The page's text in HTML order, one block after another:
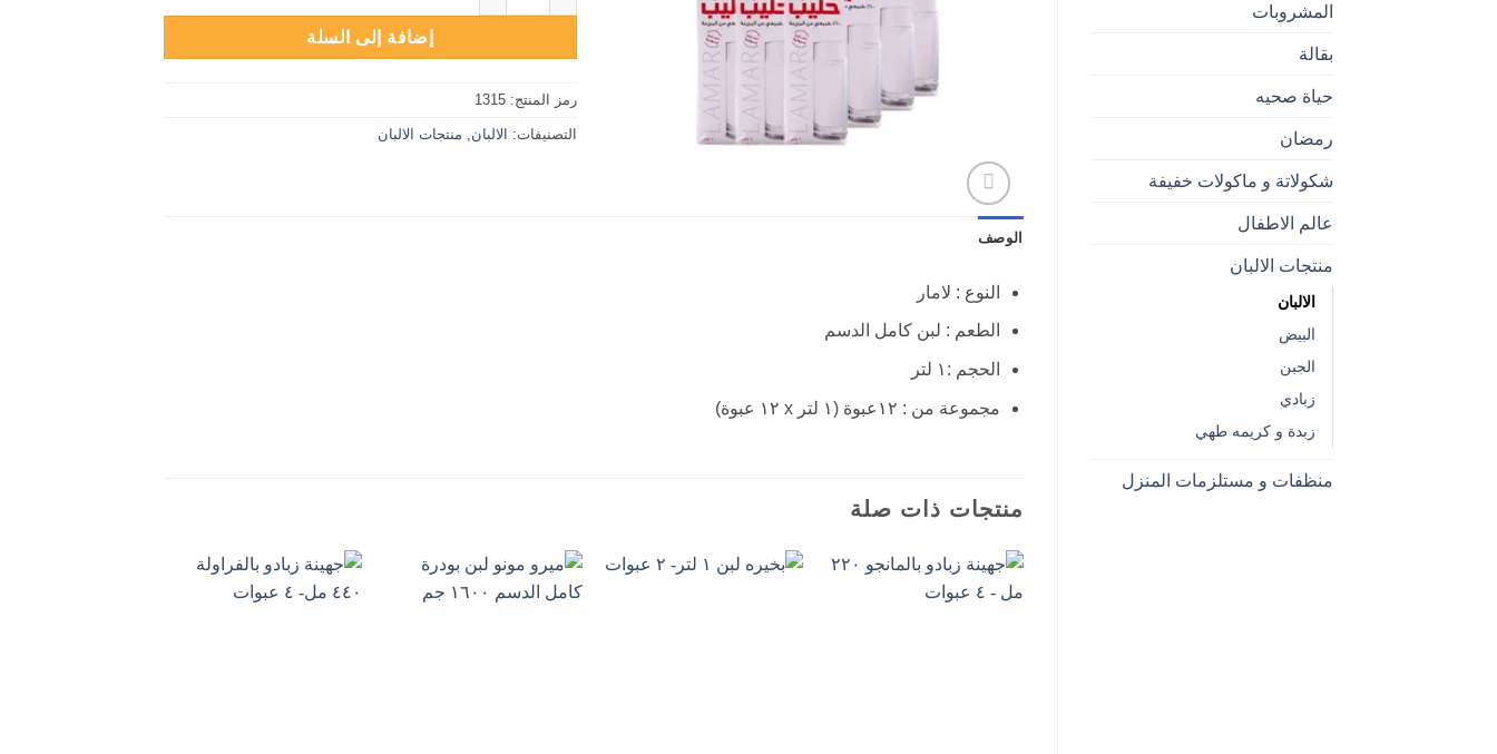
المشروبات
بقالة
حياة صحيه
رمضان
شكولاتة و ماكولات خفيفة
عالم الاطفال
منتجات الالبان
الالبان
البيض
الجبن
زبادي
زبدة و كريمه طهي
منظفات و مستلزمات المنزل
إضافة إلى السلة
رمز المنتج:1315
التصنيفات: الالبان منتجات الالبان
الوصف
النوع : لامار
الطعم : لبن كامل الدسم
الحجم :١ لتر
مجموعة من : ١٢عبوة (١ لتر x ١٢ عبوة)
منتجات ذات صلة